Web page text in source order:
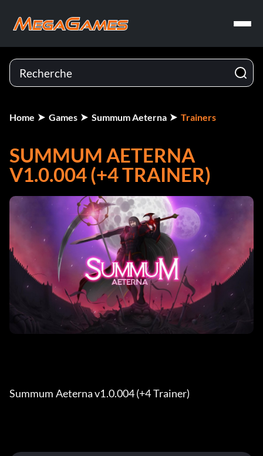
Home Games Summum Aeterna Trainers
SUMMUM AETERNA
V1.0.004 (+4 TRAINER)
Summum Aeterna v1.0.004 (+4 Trainer)